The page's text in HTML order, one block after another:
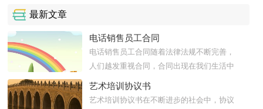
最新文章
电话销售员工合同
电话销售员工合同随着法律法规不断完善，
人们越发重视合同，合同出现在我们生活中
的次数越来越多，合同是对双方的保障又是
一种约束。那么一般合同...
艺术培训协议书
艺术培训协议书在不断进步的社会中，协议